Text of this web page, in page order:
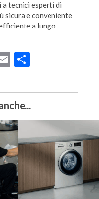
a tecnici esperti di
sicura e conveniente
a lungo.
EmailCondividi